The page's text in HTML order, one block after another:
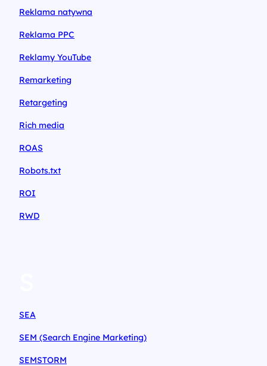
Reklama natywna
Reklama PPC
Reklamy YouTube
Remarketing
Retargeting
Rich media
ROAS
Robots.txt
ROI
RWD
SEA
SEM (Search Engine Marketing)
SEMSTORM